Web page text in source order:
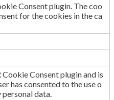
Consent plugin. The coo
for the cookies in the ca
Consent plugin and is
has consented to the use o
data.